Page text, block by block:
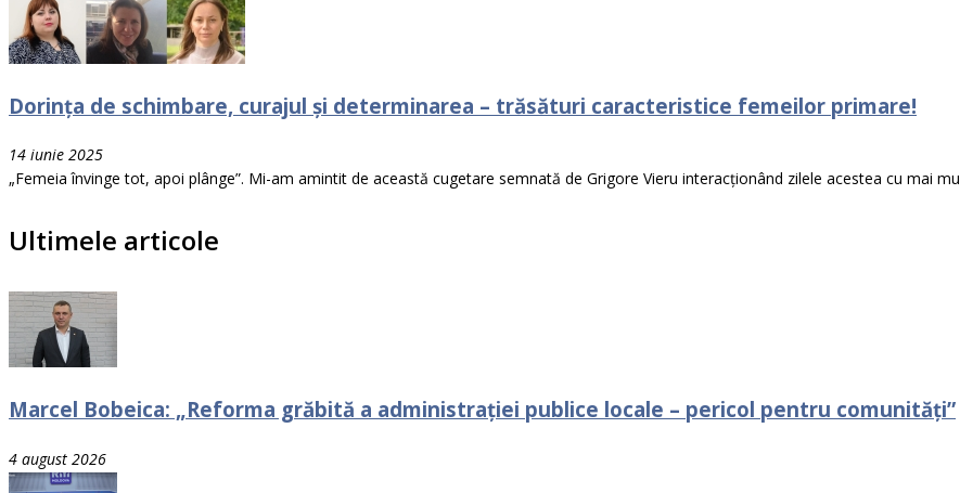
Dorința de schimbare, curajul și determinarea – trăsături caracteristice femeilor primare!
14 iunie 2025
„Femeia învinge tot, apoi plânge”. Mi-am amintit de această cugetare semnată de Grigore Vieru interacționând zilele acestea cu mai
Ultimele articole
Marcel Bobeica: „Reforma grăbită a administrației publice locale – pericol pentru comunități”
4 august 2026